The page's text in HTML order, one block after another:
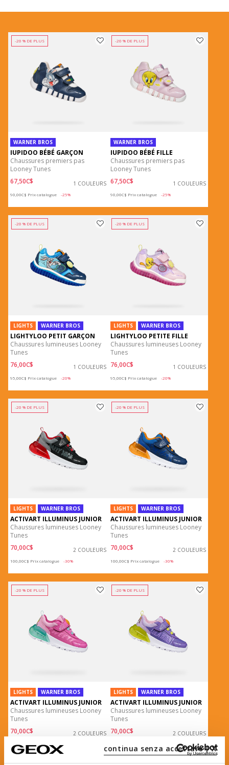
continua senza accettare | X
-20 % DE PLUS
WARNER BROS
IUPIDOO BÉBÉ GARÇON
Chaussures premiers pas
Looney Tunes
67,50C$
1 COULEURS
90,00C$ Prix catalogue -25%
-20 % DE PLUS
WARNER BROS
IUPIDOO BÉBÉ FILLE
Chaussures premiers pas
Looney Tunes
67,50C$
1 COULEURS
90,00C$ Prix catalogue -25%
-20 % DE PLUS
LIGHTS WARNER BROS
LIGHTYLOO PETIT GARÇON
Chaussures lumineuses Looney
Tunes
76,00C$
1 COULEURS
95,00C$ Prix catalogue -20%
-20 % DE PLUS
LIGHTS WARNER BROS
LIGHTYLOO PETITE FILLE
Chaussures lumineuses Looney
Tunes
76,00C$
1 COULEURS
95,00C$ Prix catalogue -20%
-20 % DE PLUS
LIGHTS WARNER BROS
ACTIVART ILLUMINUS JUNIOR
Chaussures lumineuses Looney
Tunes
70,00C$
2 COULEURS
100,00C$ Prix catalogue -30%
-20 % DE PLUS
LIGHTS WARNER BROS
ACTIVART ILLUMINUS JUNIOR
Chaussures lumineuses Looney
Tunes
70,00C$
2 COULEURS
100,00C$ Prix catalogue -30%
-20 % DE PLUS
LIGHTS WARNER BROS
ACTIVART ILLUMINUS JUNIOR
Chaussures lumineuses Looney
Tunes
70,00C$
2 COULEURS
100,00C$Prix catalogue -30%
-20 % DE PLUS
LIGHTS WARNER BROS
ACTIVART ILLUMINUS JUNIOR
Chaussures lumineuses Looney
Tunes
70,00C$
2 COULEURS